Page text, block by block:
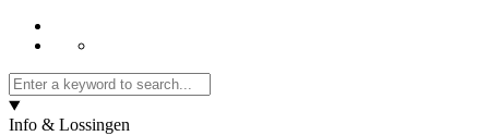
Info & Lossingen